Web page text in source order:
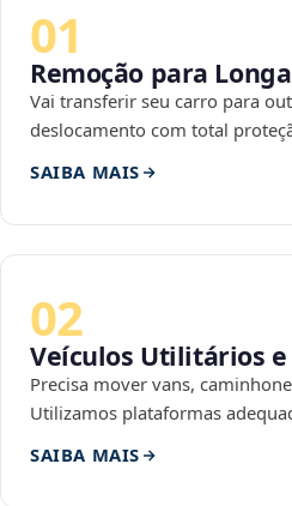
01
Remoção para
Vai transferir seu carro para
deslocamento com total
SAIBA MAIS
02
Veículos Utilitários e
Precisa mover vans,
Utilizamos plataformas
SAIBA MAIS